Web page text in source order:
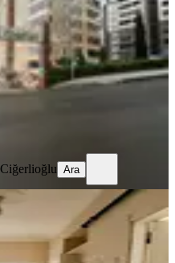
Mahallesi
Kat·05.08.2026
Ara
Kiralık Abdülhamitte
Han Mahallesi